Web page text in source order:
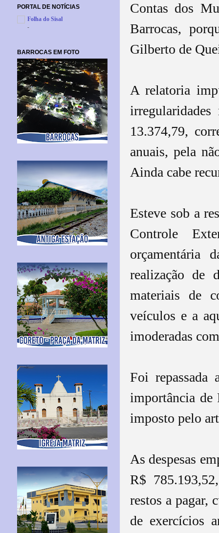
Contas dos
Barrocas,
Gilberto de
A relatoria
13.374,79,
anuais, pela
Ainda cabe
Esteve sob a
Controle
orçamentária
realização de
materiais de
veículos e a
imoderadas
Foi
importância de
imposto pelo
As despesas
R$
restos a pagar,
de exercícios
PORTAL DE NOTÍCIAS
Folha do Sisal
-
BARROCAS EM FOTO